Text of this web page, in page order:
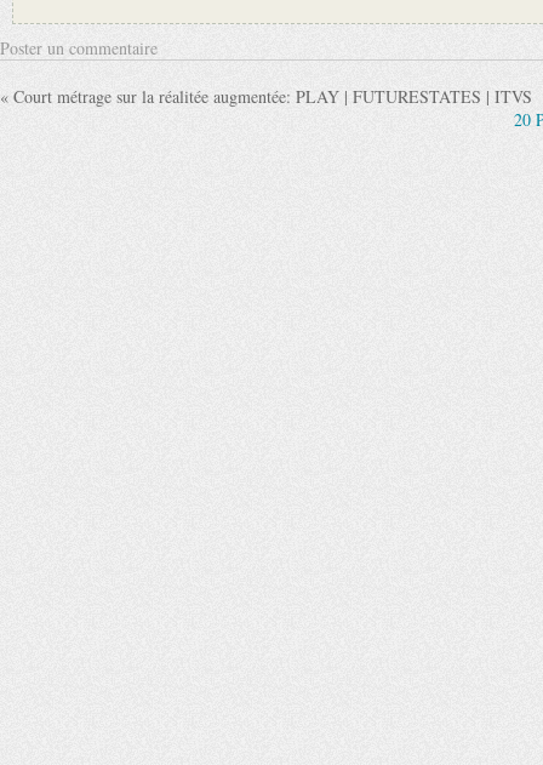
Poster un commentaire
« Court métrage sur la réalitée augmentée: PLAY | FUTURESTATES | ITVS
20